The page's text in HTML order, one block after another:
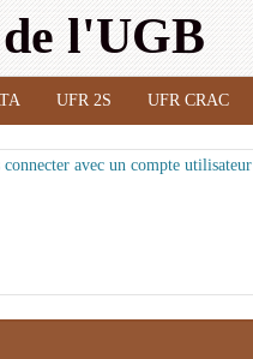
l'UGB
UFR 2S UFR CRAC
avec un compte utilisateur